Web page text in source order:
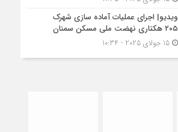
ویدیو| اجرای عملیات آماده سازی شهرک
۲۰۵ هکتاری نهضت ملی مسکن سمنان
15 جولای 2025 - 10:34